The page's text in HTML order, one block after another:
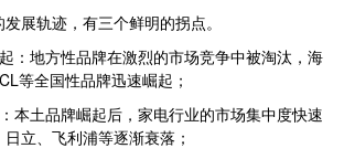
展轨迹，有三个鲜明的拐点。
：地方性品牌在激烈的市场竞争中被淘汰，海
等全国性品牌迅速崛起；
本土品牌崛起后，家电行业的市场集中度快速
立、飞利浦等逐渐衰落；